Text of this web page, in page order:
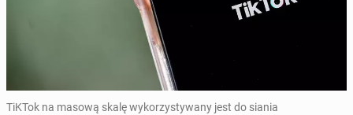
TiKTok na masową skalę wykorzystywany jest do siania